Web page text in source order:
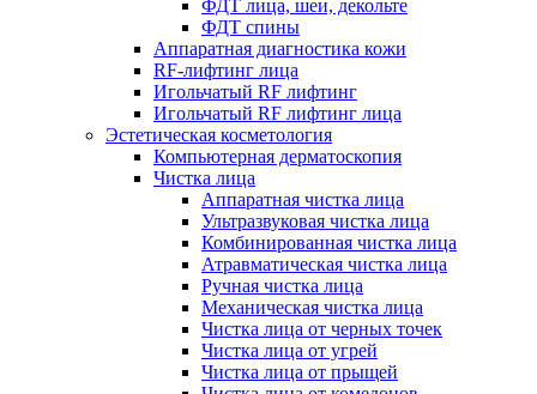
ФДТ лица, шеи, декольте
ФДТ спины
Аппаратная диагностика кожи
RF-лифтинг лица
Игольчатый RF лифтинг
Игольчатый RF лифтинг лица
Эстетическая косметология
Компьютерная дерматоскопия
Чистка лица
Аппаратная чистка лица
Ультразвуковая чистка лица
Комбинированная чистка лица
Атравматическая чистка лица
Ручная чистка лица
Механическая чистка лица
Чистка лица от черных точек
Чистка лица от угрей
Чистка лица от прыщей